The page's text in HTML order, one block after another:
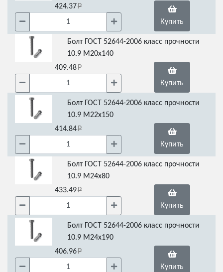
424.37
Купить
Болт ГОСТ 52644-2006 класс прочности
10.9 М20х140
409.48
Купить
Болт ГОСТ 52644-2006 класс прочности
10.9 М22х150
414.84
Купить
Болт ГОСТ 52644-2006 класс прочности
10.9 М24х80
433.49
Купить
Болт ГОСТ 52644-2006 класс прочности
10.9 М24х190
406.96
Купить